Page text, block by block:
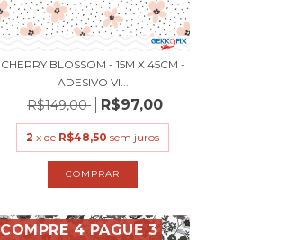
CHERRY BLOSSOM - 15M X 45CM -
ADESIVO VI...
R$149,00 R$97,00
2 x de R$48,50 sem juros
COMPRE 4 PAGUE 3